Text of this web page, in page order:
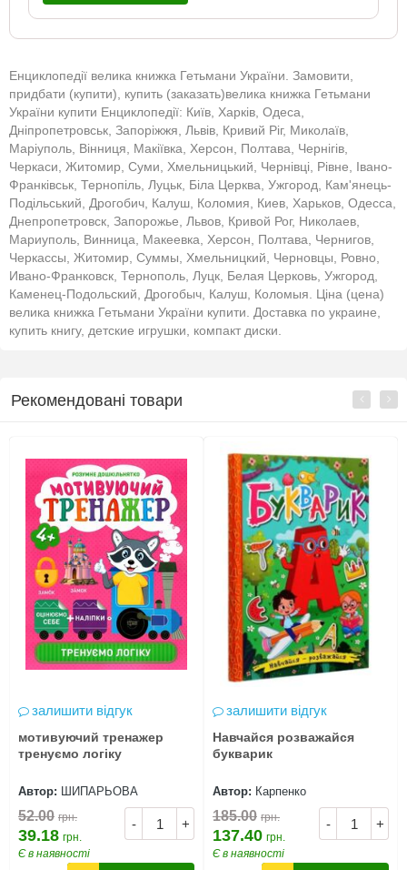
Енциклопедії велика книжка Гетьмани України. Замовити,
придбати (купити), купить (заказать)велика книжка Гетьмани
України купити Енциклопедії: Київ, Харків, Одеса,
Дніпропетровськ, Запоріжжя, Львів, Кривий Ріг, Миколаїв,
Маріуполь, Вінниця, Макіївка, Херсон, Полтава, Чернігів,
Черкаси, Житомир, Суми, Хмельницький, Чернівці, Рівне, Івано-
Франківськ, Тернопіль, Луцьк, Біла Церква, Ужгород, Кам'янець-
Подільський, Дрогобич, Калуш, Коломия, Киев, Харьков, Одесса,
Днепропетровск, Запорожье, Львов, Кривой Рог, Николаев,
Мариуполь, Винница, Макеевка, Херсон, Полтава, Чернигов,
Черкассы, Житомир, Суммы, Хмельницкий, Черновцы, Ровно,
Ивано-Франковск, Тернополь, Луцк, Белая Церковь, Ужгород,
Каменец-Подольский, Дрогобыч, Калуш, Коломыя. Ціна (цена)
велика книжка Гетьмани України купити. Доставка по украине,
купить книгу, детские игрушки, компакт диски.
Рекомендовані товари
залишити відгук
мотивуючий тренажер
тренуємо логіку
Автор: ШИПАРЬОВА
- +
52.00 грн.
39.18 грн.
Є в наявності
залишити відгук
Навчайся розважайся
букварик
Автор: Карпенко
- +
185.00 грн.
137.40 грн.
Є в наявності